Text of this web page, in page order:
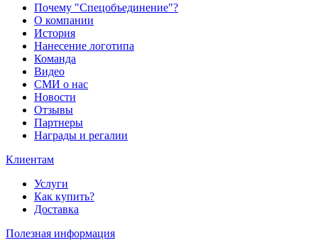
Почему "Спецобъединение"?
О компании
История
Нанесение логотипа
Команда
Видео
СМИ о нас
Новости
Отзывы
Партнеры
Награды и регалии
Клиентам
Услуги
Как купить?
Доставка
Полезная информация